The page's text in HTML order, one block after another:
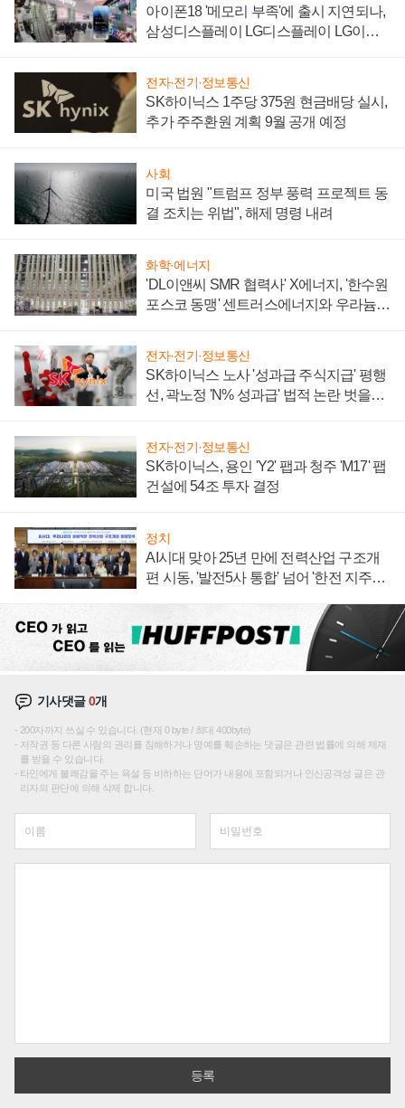
아이폰18 '메모리 부족'에 출시 지연되나,
삼성디스플레이 LG디스플레이 LG이노
전자·전기·정보통신
SK하이닉스 1주당 375원 현금배당 실시,
추가 주주환원 계획 9월 공개 예정
사회
미국 법원 "트럼프 정부 풍력 프로젝트 동
결 조치는 위법", 해제 명령 내려
화학·에너지
'DL이앤씨 SMR 협력사' X에너지, '한수원
포스코 동맹' 센트러스에너지와 우라늄
전자·전기·정보통신
SK하이닉스 노사 '성과급 주식지급' 평행
선, 곽노정 'N% 성과급' 법적 논란 벗을지
전자·전기·정보통신
SK하이닉스, 용인 'Y2' 팹과 청주 'M17' 팹
건설에 54조 투자 결정
정치
AI시대 맞아 25년 만에 전력산업 구조개
편 시동, '발전5사 통합' 넘어 '한전 지주사'
기사댓글0개
200자까지 쓰실 수 있습니다. (현재 0 byte / 최대 400byte)
저작권 등 다른 사람의 권리를 침해하거나 명예를 훼손하는 댓글은 관련 법률에 의해 제재
를 받을 수 있습니다.
타인에게 불쾌감을 주는 욕설 등 비하하는 단어가 내용에 포함되거나 인신공격성 글은 관
리자의 판단에 의해 삭제 합니다.